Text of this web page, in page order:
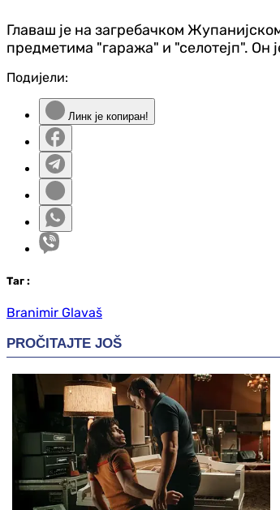
Главаш је на загребачком
предметима "гаража" и "селотејп". Он
Подијели:
Линк је копиран!
Таг :
Branimir Glavaš